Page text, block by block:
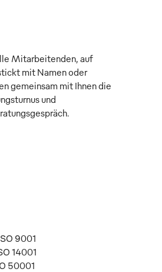
Mitarbeitenden, auf
mit Namen oder
gemeinsam mit Ihnen die
und
9001
14001
50001